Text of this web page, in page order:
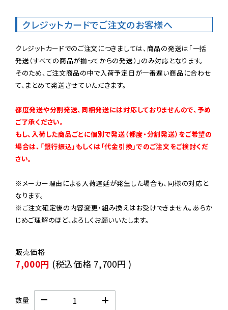
クレジットカードでご注文のお客様へ
クレジットカードでのご注文につきましては、商品の発送は「一括
発送（すべての商品が揃ってからの発送）」のみ対応となります。
そのため、ご注文商品の中で入荷予定日が一番遅い商品に合わせ
て、まとめて発送させていただきます。
都度発送や分割発送、同梱発送には対応しておりませんので、予め
ご了承ください。
もし、入荷した商品ごとに個別で発送（都度・分割発送）をご希望の
場合は、「銀行振込」もしくは「代金引換」でのご注文をご検討くだ
さい。
※メーカー理由による入荷遅延が発生した場合も、同様の対応と
なります。
※ご注文確定後の内容変更・組み換えはお受けできません。あらか
じめご理解のほど、よろしくお願いいたします。
7,000円 (税込価格 7,700円 )
数量